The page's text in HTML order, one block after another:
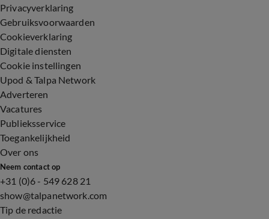
Privacyverklaring
Gebruiksvoorwaarden
Cookieverklaring
Digitale diensten
Cookie instellingen
Upod & Talpa Network
Adverteren
Vacatures
Publieksservice
Toegankelijkheid
Over ons
Neem contact op
+31 (0)6 - 549 628 21
show@talpanetwork.com
Tip de redactie